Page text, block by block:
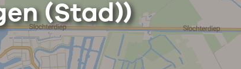
(Stad))